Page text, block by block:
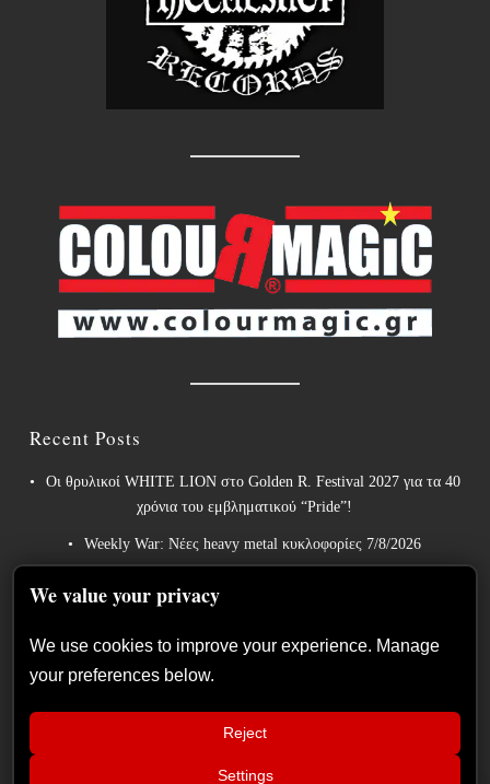
Recent Posts
Οι θρυλικοί WHITE LION στο Golden R. Festival 2027 για τα 40
χρόνια του εμβληματικού “Pride”!
Weekly War: Νέες heavy metal κυκλοφορίες 7/8/2026
Lost, Nevermore, Lamb of God και ένα ιδανικό φινάλε στο
Οι Γερμανοί πρωτοπόροι του συμφωνικού metal XANDRIA
Οι Wayfarer κυκλοφορούν νέο τραγούδι με τη συμμετοχή του
We value your privacy
We use cookies to improve your experience. Manage
your preferences below.
Reject
Settings